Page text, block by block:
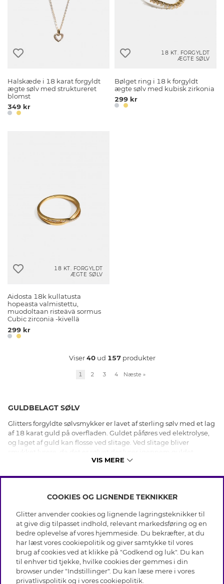
Halskæde i 18 karat forgyldt
ægte sølv med struktureret
blomst
349 kr
18 KT. FORGYLDT
ÆGTE SØLV
Bølget ring i 18 k forgyldt
ægte sølv med kubisk zirkonia
299 kr
18 KT. FORGYLDT
ÆGTE SØLV
Aidosta 18k kullatusta
hopeasta valmistettu,
muodoltaan risteävä sormus
Cubic zirconia -kivellä
299 kr
Viser40ud 157produkter
1 2 3 4 Næste »
GULDBELAGT SØLV
Glitters forgyldte sølvsmykker er lavet af sterling sølv med et lag
af 18 karat guld på overfladen. Guldet påføres ved elektrolyse,
og laget af guld kan flosse ved slitage. Ved slitage bliver
Forgyldt sølv stemples med samme stempel som sterling sølv,
sølvrens, da guldbelægningen kan skades og slides af.
VIS MERE
INFO
Betingelser
Databeskyttelsespolitik
Cookies
Medlemsbetingelser
Job hos Glitter
Tilbagekaldelse
OM GLITTER
Black Friday
Vores butikker
Brands
Virksomhedens historie
HJÆLP
Ofte stillede spørsmål
COOKIES OG LIGNENDE TEKNIKKER
Glitter anvender cookies og lignende lagringsteknikker til
at give dig tilpasset indhold, relevant markedsføring og en
bedre oplevelse af vores hjemmeside. Du bekræfter, at du
har læst vores cookiepolitik og giver samtykke til vores
brug af cookies ved at klikke på "Godkend og luk". Du kan
til enhver tid tjekke, hvilke cookies der gemmes i din
browser under "Indstillinger". Du kan læse mere i vores
privatlivspolitik og i vorescookiepolitik